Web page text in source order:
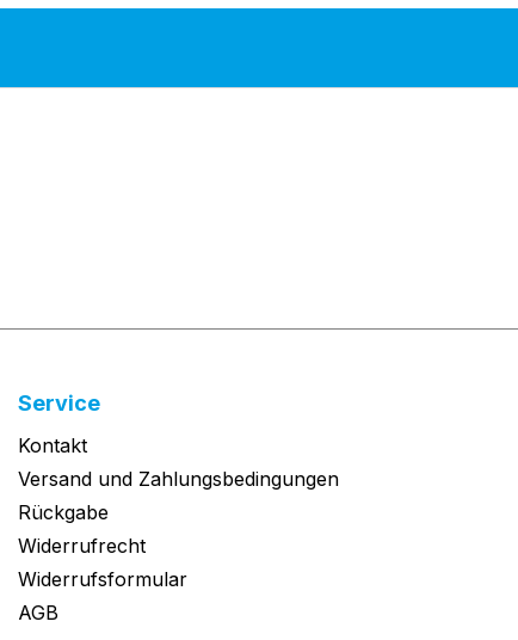
Service
Kontakt
Versand und Zahlungsbedingungen
Rückgabe
Widerrufrecht
Widerrufsformular
AGB